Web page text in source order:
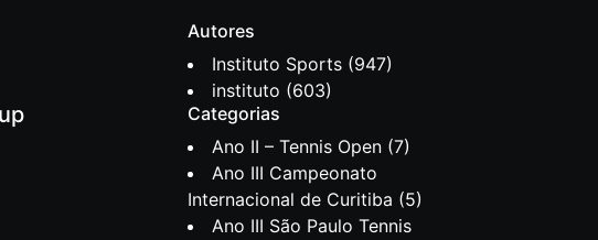
Autores
Instituto Sports (947)
instituto (603)
Categorias
Ano II – Tennis Open (7)
Ano III Campeonato
Internacional de Curitiba (5)
Ano III São Paulo Tennis